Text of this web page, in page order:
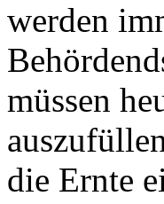
werden
müssen
die Ernte